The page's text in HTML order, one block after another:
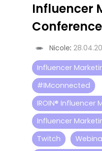
Influencer
Conference
Nicole:
Influencer
#IMconnected
IROIN® Influencer
Influencer
Twitch